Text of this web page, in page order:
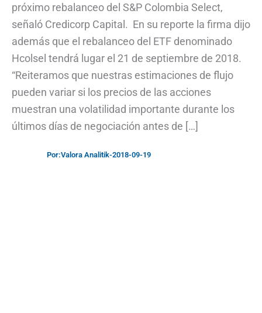
próximo rebalanceo del S&P Colombia Select,
señaló Credicorp Capital. En su reporte la firma dijo
además que el rebalanceo del ETF denominado
Hcolsel tendrá lugar el 21 de septiembre de 2018.
“Reiteramos que nuestras estimaciones de flujo
pueden variar si los precios de las acciones
muestran una volatilidad importante durante los
últimos días de negociación antes de […]
Por:Valora Analitik-2018-09-19